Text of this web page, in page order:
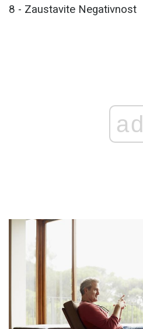
8 - Zaustavite Negativnost
ad